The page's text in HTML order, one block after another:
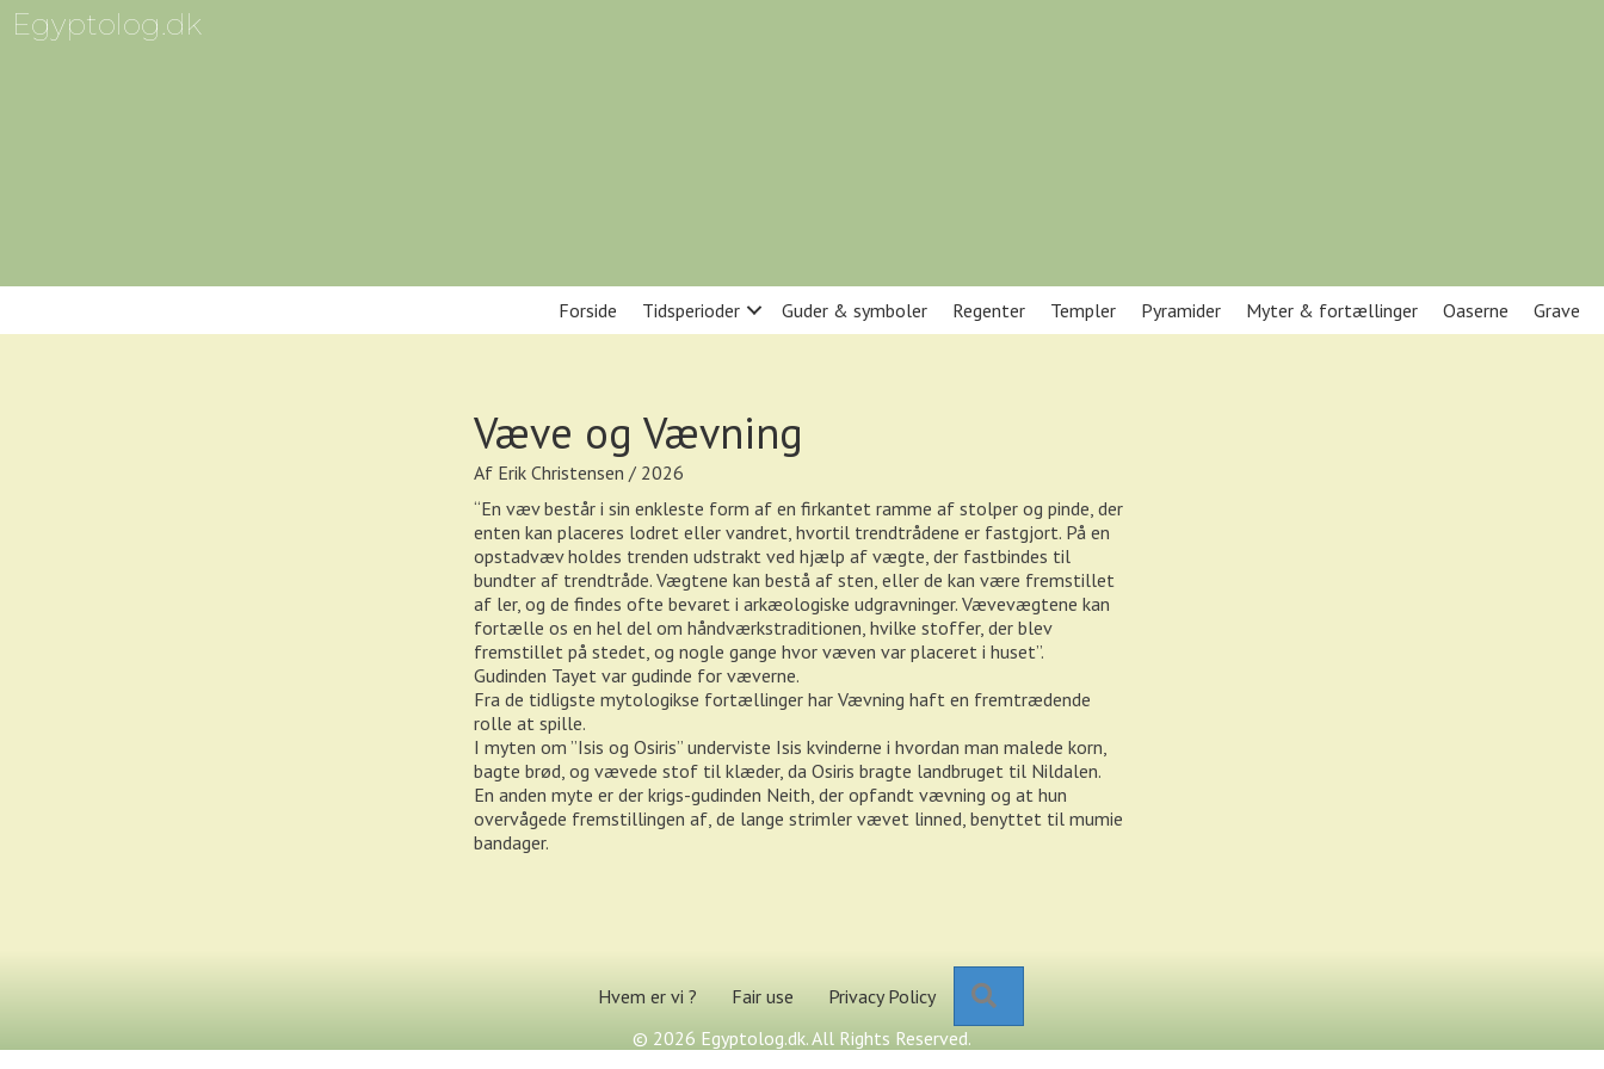
Egyptolog.dk
Forside Tidsperioder Guder & symboler Regenter Templer Pyramider Myter & fortællinger Oaserne Grave
Væve og Vævning
Af Erik Christensen / 2026
“En væv består i sin enkleste form af en firkantet ramme af stolper og pinde, der
enten kan placeres lodret eller vandret, hvortil trendtrådene er fastgjort. På en
opstadvæv holdes trenden udstrakt ved hjælp af vægte, der fastbindes til
bundter af trendtråde. Vægtene kan bestå af sten, eller de kan være fremstillet
af ler, og de findes ofte bevaret i arkæologiske udgravninger. Vævevægtene kan
fortælle os en hel del om håndværkstraditionen, hvilke stoffer, der blev
fremstillet på stedet, og nogle gange hvor væven var placeret i huset”.
Gudinden Tayet var gudinde for væverne.
Fra de tidligste mytologikse fortællinger har Vævning haft en fremtrædende
rolle at spille.
I myten om ”Isis og Osiris” underviste Isis kvinderne i hvordan man malede korn,
bagte brød, og vævede stof til klæder, da Osiris bragte landbruget til Nildalen.
En anden myte er der krigs-gudinden Neith, der opfandt vævning og at hun
overvågede fremstillingen af, de lange strimler vævet linned, benyttet til mumie
bandager.
Hvem er vi ? Fair use Privacy Policy
© 2026 Egyptolog.dk. All Rights Reserved.